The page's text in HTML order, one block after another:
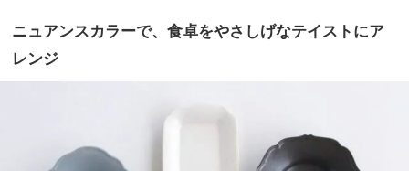
ニュアンスカラーで、食卓をやさしげなテイストにア
レンジ